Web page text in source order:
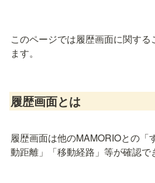
このページでは履歴画面に関する
ます。
履歴画面とは
履歴画面は他のMAMORIOとの「
動距離」「移動経路」等が確認で